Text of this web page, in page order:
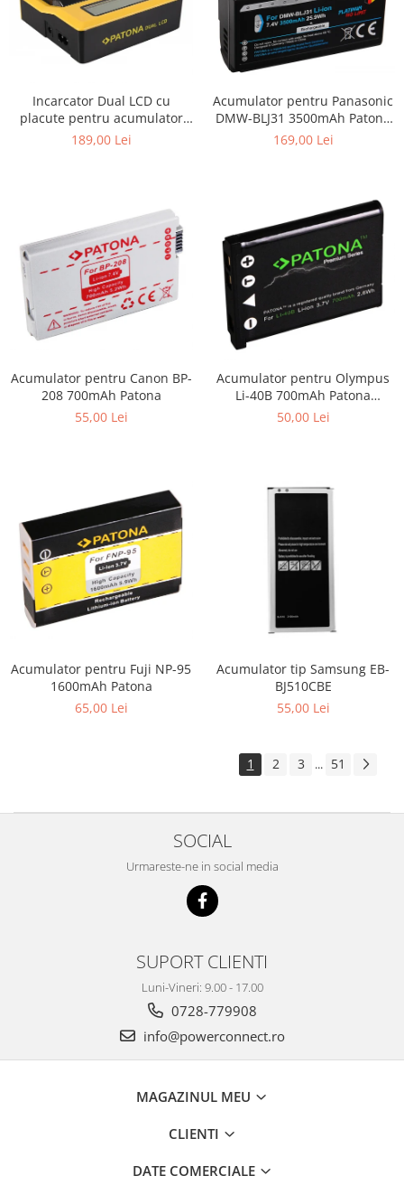
Incarcator Dual LCD cu
placute pentru acumulator
Sony NP-F970 Patona
189,00 Lei
Acumulator pentru Panasonic
DMW-BLJ31 3500mAh Patona
Platinum
169,00 Lei
Acumulator pentru Canon BP-
208 700mAh Patona
55,00 Lei
Acumulator pentru Olympus
Li-40B 700mAh Patona
Premium
50,00 Lei
Acumulator pentru Fuji NP-95
1600mAh Patona
65,00 Lei
Acumulator tip Samsung EB-
BJ510CBE
55,00 Lei
1 2 3 ... 51
SOCIAL
Urmareste-ne in social media
SUPORT CLIENTI
Luni-Vineri: 9.00 - 17.00
0728-779908
info@powerconnect.ro
MAGAZINUL MEU
CLIENTI
DATE COMERCIALE